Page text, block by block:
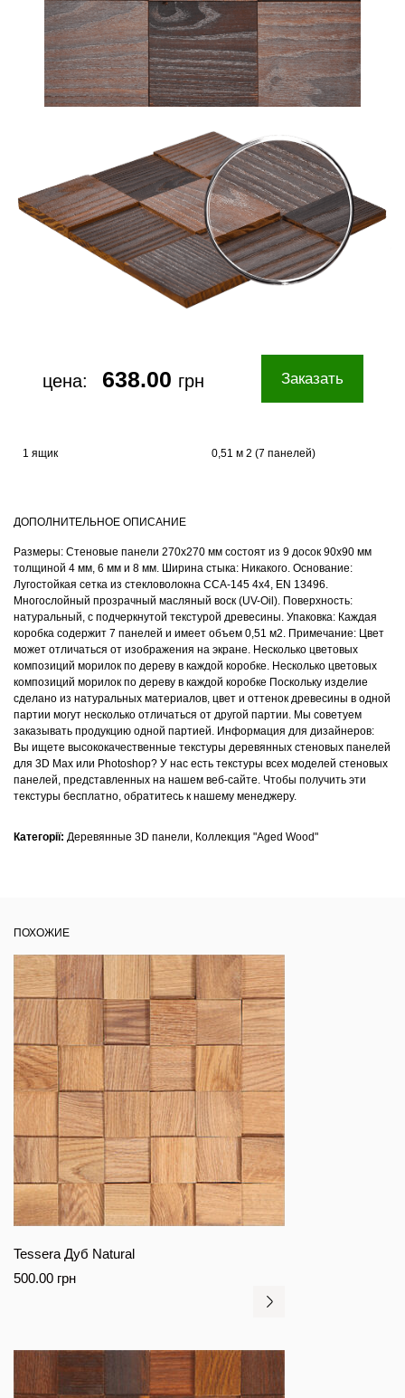
цена: 638.00 грн Заказать
1 ящик 0,51 м 2 (7 панелей)
ДОПОЛНИТЕЛЬНОЕ ОПИСАНИЕ
Размеры: Стеновые панели 270х270 мм состоят из 9 досок 90х90 мм
толщиной 4 мм, 6 мм и 8 мм. Ширина стыка: Никакого. Основание:
Лугостойкая сетка из стекловолокна ССА-145 4х4, EN 13496.
Многослойный прозрачный масляный воск (UV-Oil). Поверхность:
натуральный, с подчеркнутой текстурой древесины. Упаковка: Каждая
коробка содержит 7 панелей и имеет объем 0,51 м2. Примечание: Цвет
может отличаться от изображения на экране. Несколько цветовых
композиций морилок по дереву в каждой коробке. Несколько цветовых
композиций морилок по дереву в каждой коробке Поскольку изделие
сделано из натуральных материалов, цвет и оттенок древесины в одной
партии могут несколько отличаться от другой партии. Мы советуем
заказывать продукцию одной партией. Информация для дизайнеров:
Вы ищете высококачественные текстуры деревянных стеновых панелей
для 3D Max или Photoshop? У нас есть текстуры всех моделей стеновых
панелей, представленных на нашем веб-сайте. Чтобы получить эти
текстуры бесплатно, обратитесь к нашему менеджеру.
Категорії: Деревянные 3D панели, Коллекция "Aged Wood"
ПОХОЖИЕ
Tessera Дуб Natural
500.00 грн